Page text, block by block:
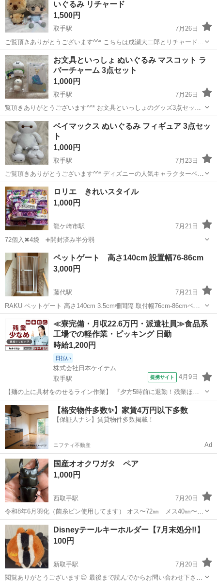
いぐるみ リチャード
1,500円
取手駅
7月26日
ご覧頂きありがとうございます^^* こちらは成瀬大二郎とリチャードの
ぬいぐるみ2点セットになります！ 何かありましたらコメントお願い
しますm(*_ _)m
茨城 取手市 取手駅 大二郎
お文具といっしょ ぬいぐるみ マスコット ラ
バーチャーム 3点セット
1,000円
取手駅
7月26日
覧頂きありがとうございます^^* お文具といっしょのグッズ3点セット
ぬいぐるみ、マスコット、一番くじのラバーチャーム1点になります
【セット内容】 ・ぬいぐるみ、マスコット ・一番くじ F賞 お星さま
ラバーチャーム...
茨城 取手市 取手駅
ベイマックス ぬいぐるみ フィギュア 3点セッ
ト
1,000円
取手駅
7月23日
ご覧頂きありがとうございます^^* ディズニーの人気キャラクターベイ
マックス ぬいぐるみと1番くじのシリコンポーチ2点です 【ブランド】
Disney 【カテゴリ】ぬいぐるみ・キャラクターグッズ 【商品の状態】
新品未使用 ...
茨城 取手市 取手駅 その他
ロリエ きれいスタイル
1,000円
龍ケ崎市駅
7月21日
72個入✖︎4袋 ➕開封済み半分弱
茨城 取手市 龍ケ崎市駅 その他 ロリエ
ペットゲート 高さ140cm 設置幅76-86cm
3,000円
藤代駅
7月21日
RAKU ペットゲート 高さ140cm 3.5cm柵間隔 取付幅76cm-86cmベビ
ーゲート 突っ張り ハイタイプ 扉自動開閉 オートクローズ 飛び越え防
止 https://rakuzone.jp/collection...
茨城 取手市 藤代駅 その他
≪寮完備・月収22.6万円・派遣社員≫食品系
工場での軽作業・ピッキング 日勤
時給1,200円
日払い
株式会社日本ケイテム
取手駅
提携サイト 4月9日
【麺の上に具材をのせるライン作業】 『夕方5時前に退勤！残業ほぼ0
のカンタン軽作業』 #取手駅・藤代駅～送迎あり #20～50前半活躍中 #
土日休み #長期休暇年3回 #冷暖房完備 #大手食品メーカー #経験不問
#喫煙所...
茨城 取手市 取手駅 その他
【格安物件多数✨】家賃4万円以下多数
【保証人ナシ】賃貸物件多数掲載！
ニフティ不動産 Ad
国産オオクワガタ ペア
1,000円
西取手駅
7月20日
令和8年6月羽化（菌糸ビン使用してます） オス〜72㎜ メス40㎜〜
残り少なくなってます 飼育は100均で売っているもので揃うのでお子
様と一緒に飼育などいかがですか ※オス72㎜〜76㎜は2000円で出して
ます ...
茨城 取手市 その他 オオクワガタ
Disneyテールキーホルダー【7月末処分‼️】
100円
新取手駅
7月20日
閲覧ありがとうございます😊 最後まで読んでからお問い合わせ下さ